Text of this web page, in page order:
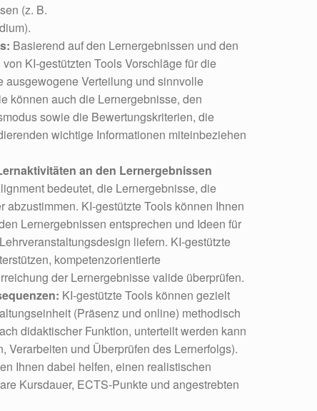
(z. B.
Basierend auf den Lernergebnissen und den
KI-gestützten Tools Vorschläge für die
ausgewogene Verteilung und sinnvolle
können auch die Lernergebnisse, den
sowie die Bewertungskriterien, die
wichtige Informationen miteinbeziehen
an den Lernergebnissen
bedeutet, die Lernergebnisse, die
KI-gestützte Tools können Ihnen
Lernergebnissen entsprechen und Ideen für
liefern. KI-gestützte
kompetenzorientierte
der Lernergebnisse valide überprüfen.
KI-gestützte Tools können gezielt
(Präsenz und online) methodisch
didaktischer Funktion, unterteilt werden kann
Verarbeiten und Überprüfen des Lernerfolgs).
Ihnen dabei helfen, einen realistischen
Kursdauer, ECTS-Punkte und angestrebten